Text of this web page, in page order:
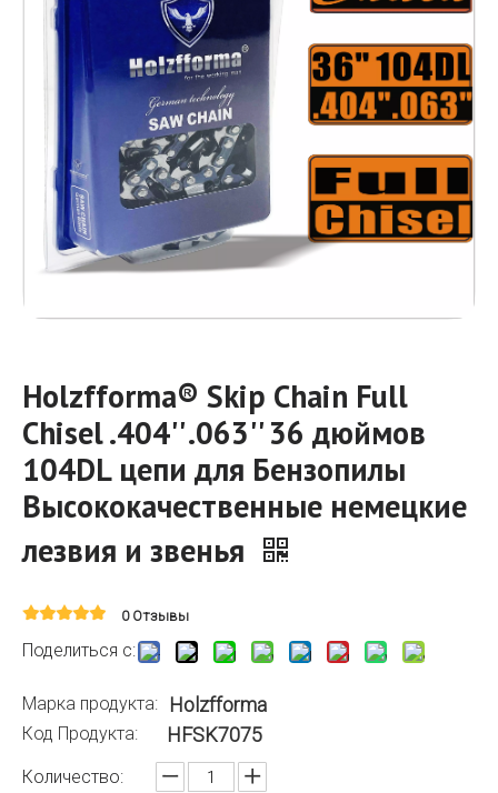
Holzfforma® Skip Chain Full
Chisel .404'' .063'' 36 дюймов
104DL цепи для Бензопилы
Высококачественные немецкие
лезвия и звенья
0 Отзывы
Поделиться с:
Марка продукта: Holzfforma
Код Продукта: HFSK7075
Количество: